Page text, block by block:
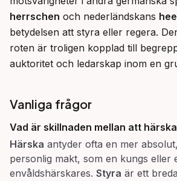
herrschen och nederländskans
betydelsen att styra eller regera.
roten är troligen kopplad till
auktoritet och ledarskap inom en
Vanliga frågor
Vad är skillnaden mellan att härska
Härska antyder ofta en mer
personlig makt, som en kungs eller
envåldshärskares. Styra är ett